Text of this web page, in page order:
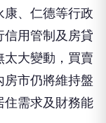
康、仁德等行政
信用管制及房貸
大變動，買賣
市仍將維持盤
住需求及財務能